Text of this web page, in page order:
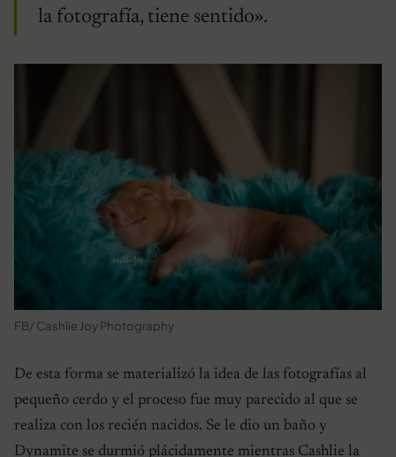
la fotografía, tiene sentido».
FB/ Cashlie Joy Photography
De esta forma se materializó la idea de las fotografías al
pequeño cerdo y el proceso fue muy parecido al que se
realiza con los recién nacidos. Se le dio un baño y
Dynamite se durmió plácidamente mientras Cashlie la